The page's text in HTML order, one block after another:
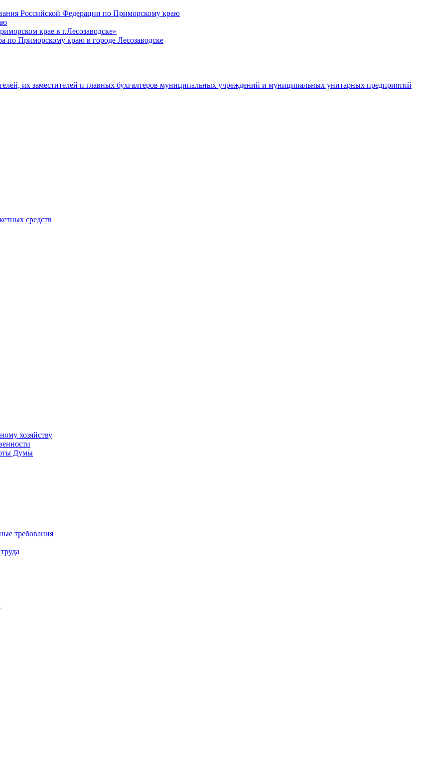
Российской Федерации по Приморскому краю
крае в г.Лесозаводске»
по Приморскому краю в городе Лесозаводске
их заместителей и главных бухгалтеров муниципальных учреждений и муниципальных унитарных предприятий
средств
хозяйству
Думы
требования